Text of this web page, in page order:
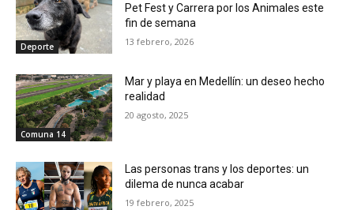
Deporte
Pet Fest y Carrera por los Animales este
fin de semana
13 febrero, 2026
Comuna 14
Mar y playa en Medellín: un deseo hecho
realidad
20 agosto, 2025
Las personas trans y los deportes: un
dilema de nunca acabar
19 febrero, 2025